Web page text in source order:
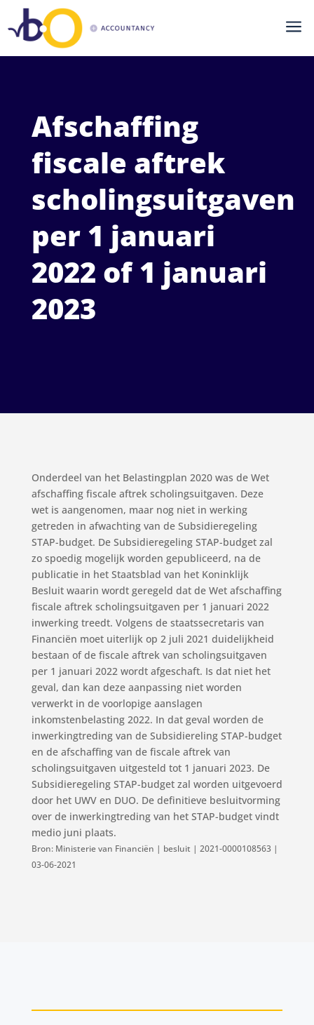
a
Afschaffing
fiscale aftrek
scholingsuitgaven
per 1 januari
2022 of 1 januari
2023
Onderdeel van het Belastingplan 2020 was de Wet
afschaffing fiscale aftrek scholingsuitgaven. Deze
wet is aangenomen, maar nog niet in werking
getreden in afwachting van de Subsidieregeling
STAP-budget. De Subsidieregeling STAP-budget zal
zo spoedig mogelijk worden gepubliceerd, na de
publicatie in het Staatsblad van het Koninklijk
Besluit waarin wordt geregeld dat de Wet afschaffing
fiscale aftrek scholingsuitgaven per 1 januari 2022
inwerking treedt. Volgens de staatssecretaris van
Financiën moet uiterlijk op 2 juli 2021 duidelijkheid
bestaan of de fiscale aftrek van scholingsuitgaven
per 1 januari 2022 wordt afgeschaft. Is dat niet het
geval, dan kan deze aanpassing niet worden
verwerkt in de voorlopige aanslagen
inkomstenbelasting 2022. In dat geval worden de
inwerkingtreding van de Subsidiereling STAP-budget
en de afschaffing van de fiscale aftrek van
scholingsuitgaven uitgesteld tot 1 januari 2023. De
Subsidieregeling STAP-budget zal worden uitgevoerd
door het UWV en DUO. De definitieve besluitvorming
over de inwerkingtreding van het STAP-budget vindt
medio juni plaats.
Bron: Ministerie van Financiën | besluit | 2021-0000108563 |
03-06-2021